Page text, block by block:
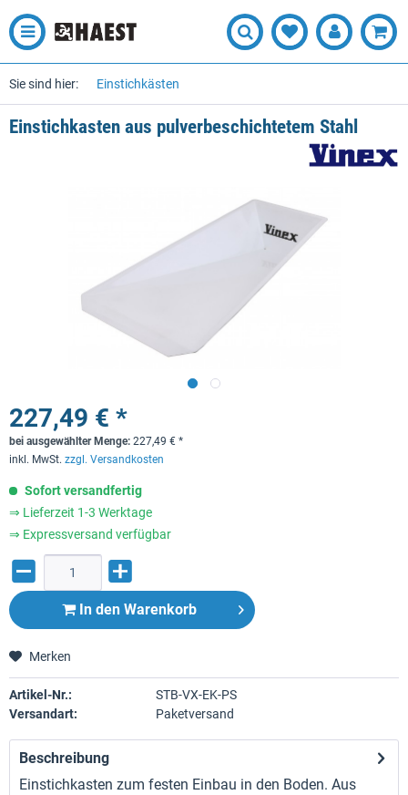
Sie sind hier: Einstichkästen
Einstichkasten aus pulverbeschichtetem Stahl
227,49 € *
bei ausgewählter Menge: 227,49 € *
inkl. MwSt. zzgl. Versandkosten
Sofort versandfertig
⇒ Lieferzeit 1-3 Werktage
⇒ Expressversand verfügbar
In den Warenkorb
Merken
Artikel-Nr.:
STB-VX-EK-PS
Versandart:
Paketversand
Beschreibung
Einstichkasten zum festen Einbau in den Boden. Aus